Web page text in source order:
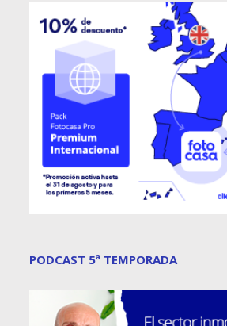
PODCAST 5ª TEMPORADA